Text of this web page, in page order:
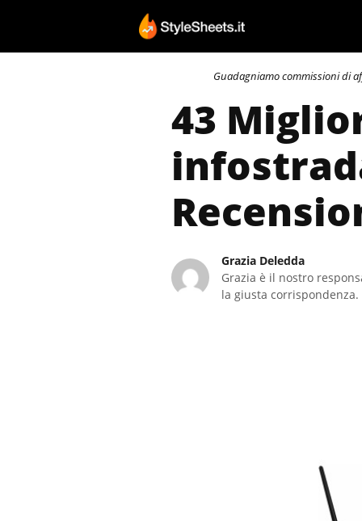
contenuto
Guadagniamo commissioni di
43
Grazia Deledda
Grazia è il nostro
la giusta